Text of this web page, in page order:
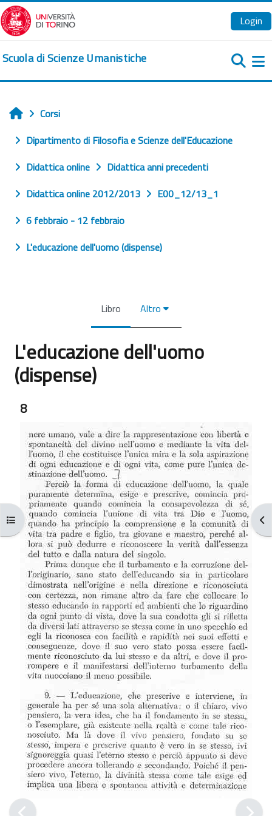
Vai al contenuto principale
Login
Scuola di Scienze Umanistiche
Apri indice del corso
Home
Corsi
Dipartimento di Filosofia e Scienze dell'Educazione
Didattica online
Didattica anni precedenti
Didattica online 2012/2013
E00_12/13_1
6 febbraio - 12 febbraio
L'educazione dell'uomo (dispense)
Libro Altro
L'educazione dell'uomo
(dispense)
8